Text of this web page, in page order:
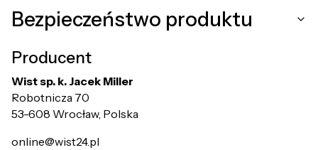
Bezpieczeństwo produktu
Producent
Wist sp. k. Jacek Miller
Robotnicza 70
53-608 Wrocław, Polska
online@wist24.pl